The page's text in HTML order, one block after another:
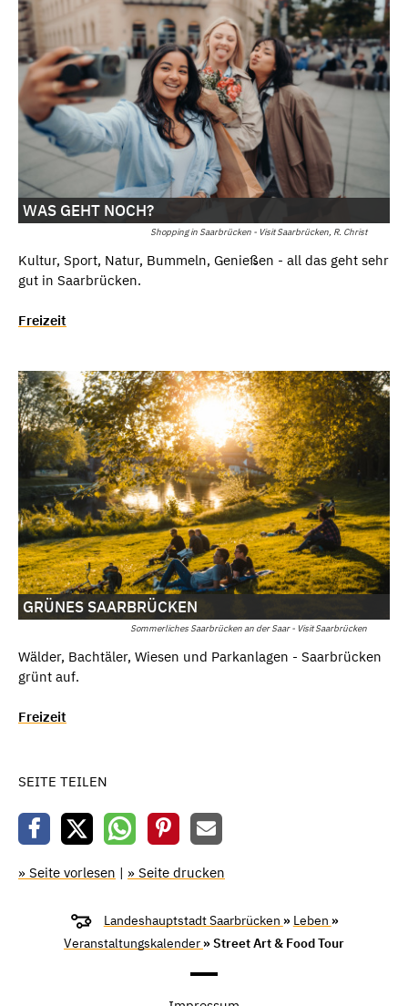
Shopping in Saarbrücken - Visit Saarbrücken, R. Christ
WAS GEHT NOCH?
Kultur, Sport, Natur, Bummeln, Genießen - all das geht sehr
gut in Saarbrücken.
Freizeit
Sommerliches Saarbrücken an der Saar - Visit Saarbrücken
GRÜNES SAARBRÜCKEN
Wälder, Bachtäler, Wiesen und Parkanlagen - Saarbrücken
grünt auf.
Freizeit
SEITE TEILEN
» Seite vorlesen | » Seite drucken
Landeshauptstadt Saarbrücken » Leben »
Veranstaltungskalender » Street Art & Food Tour